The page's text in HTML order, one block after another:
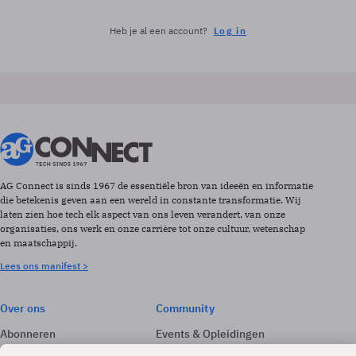
Heb je al een account? Log in
AG Connect is sinds 1967 de essentiële bron van ideeën en informatie
die betekenis geven aan een wereld in constante transformatie. Wij
laten zien hoe tech elk aspect van ons leven verandert, van onze
organisaties, ons werk en onze carrière tot onze cultuur, wetenschap
en maatschappij.
Lees ons manifest >
Over ons
Abonneren
Adverteren
Community
Events & Opleidingen